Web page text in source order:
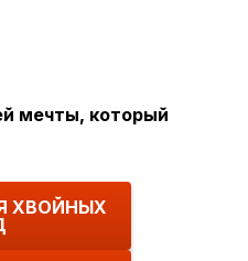
мечты, который
ХВОЙНЫХ